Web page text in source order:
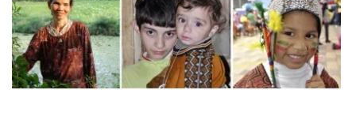
Online-